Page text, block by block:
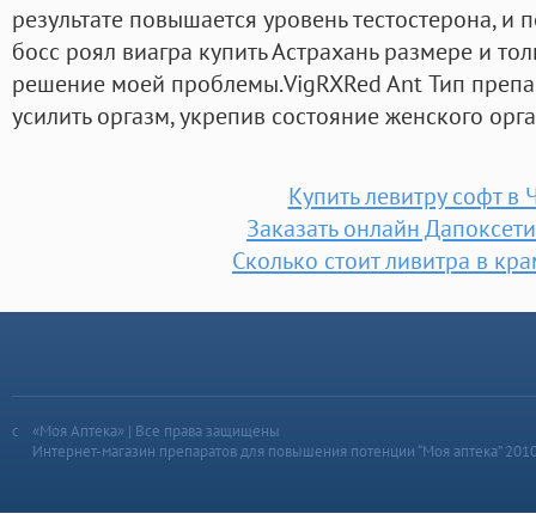
результате повышается уровень тестостерона, и
босс роял виагра купить Астрахань размере и
решение моей проблемы.VigRXRed Ant Тип
усилить оргазм, укрепив состояние женского
Купить левитру софт в
Заказать онлайн
Сколько стоит ливитра в
«Моя Аптека» | Все права защищены
Интернет-магазин препаратов для повышения потенции “Моя аптека”